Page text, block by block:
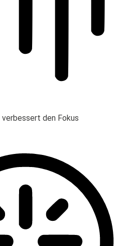
den Fokus